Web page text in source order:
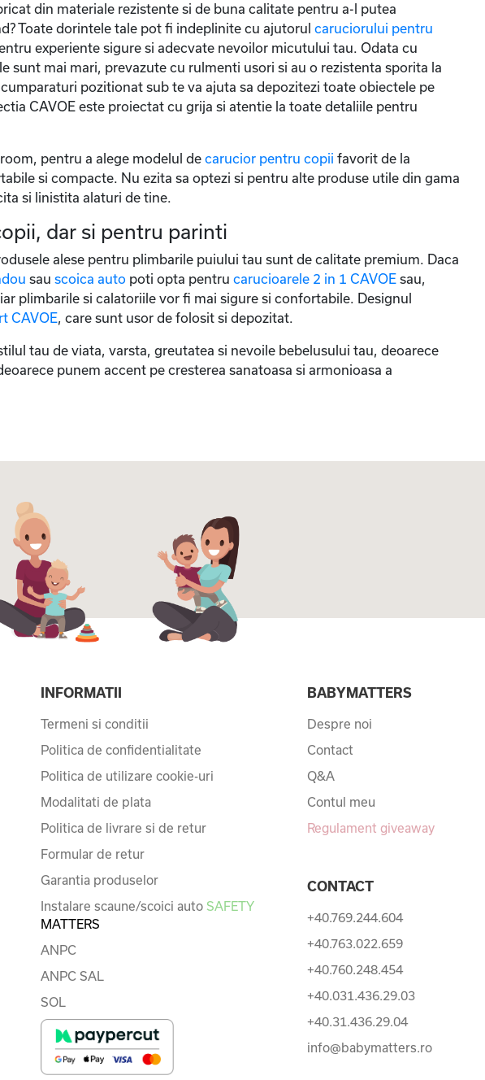
din materiale rezistente si de buna calitate pentru a-l putea
Toate dorintele tale pot fi indeplinite cu ajutorul caruciorului pentru
experiente sigure si adecvate nevoilor micutului tau. Odata cu
sunt mai mari, prevazute cu rulmenti usori si au o rezistenta sporita la
pozitionat sub te va ajuta sa depozitezi toate obiectele pe
CAVOE este proiectat cu grija si atentie la toate detaliile pentru
pentru a alege modelul de carucior pentru copii favorit de la
si compacte. Nu ezita sa optezi si pentru alte produse utile din gama
si linistita alaturi de tine.
dar si pentru parinti
alese pentru plimbarile puiului tau sunt de calitate premium. Daca
sau scoica auto poti opta pentru carucioarele 2 in 1 CAVOE sau,
plimbarile si calatoriile vor fi mai sigure si confortabile. Designul
CAVOE, care sunt usor de folosit si depozitat.
tau de viata, varsta, greutatea si nevoile bebelusului tau, deoarece
punem accent pe cresterea sanatoasa si armonioasa a
INFORMATII
Termeni si conditii
Politica de confidentialitate
Politica de utilizare cookie-uri
Modalitati de plata
Politica de livrare si de retur
Formular de retur
Garantia produselor
Instalare scaune/scoici auto SAFETY
MATTERS
ANPC
ANPC SAL
SOL
BABYMATTERS
Despre noi
Contact
Q&A
Contul meu
Regulament giveaway
CONTACT
+40.769.244.604
+40.763.022.659
+40.760.248.454
+40.031.436.29.03
+40.31.436.29.04
info@babymatters.ro